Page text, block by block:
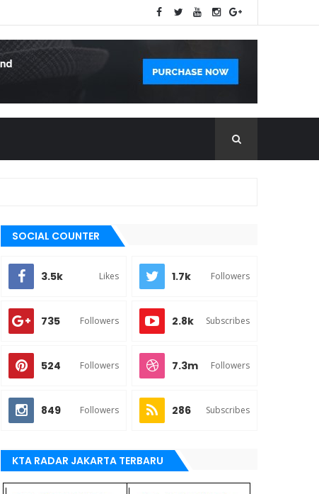
SOCIAL COUNTER
3.5k Likes 1.7k Followers
735 Followers 2.8k Subscribes
524 Followers 7.3m Followers
849 Followers 286 Subscribes
KTA RADAR JAKARTA TERBARU